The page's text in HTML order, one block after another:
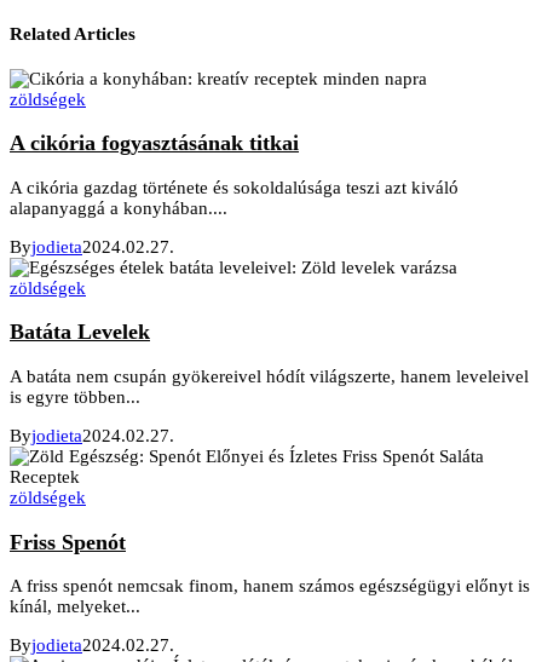
Related Articles
zöldségek
A cikória fogyasztásának titkai
A cikória gazdag története és sokoldalúsága teszi azt kiváló
alapanyaggá a konyhában....
Byjodieta2024.02.27.
zöldségek
Batáta Levelek
A batáta nem csupán gyökereivel hódít világszerte, hanem leveleivel
is egyre többen...
Byjodieta2024.02.27.
zöldségek
Friss Spenót
A friss spenót nemcsak finom, hanem számos egészségügyi előnyt is
kínál, melyeket...
Byjodieta2024.02.27.